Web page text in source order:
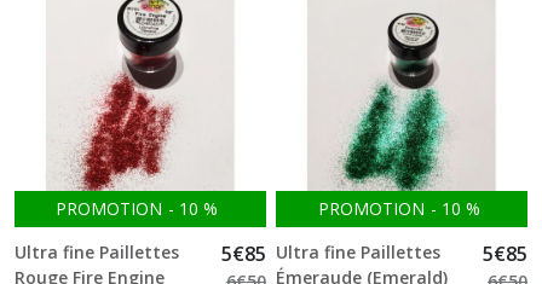
PROMOTION - 10 %
Ultra fine Paillettes
Rouge Fire Engine
5€85
PROMOTION - 10 %
Ultra fine Paillettes
Émeraude (Emerald)
5€85